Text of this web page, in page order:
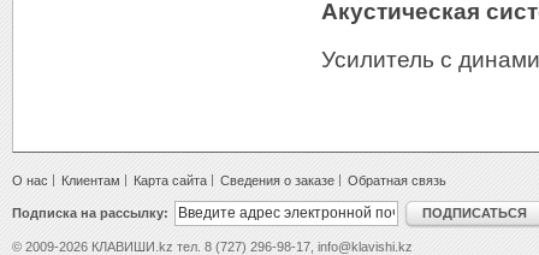
Акустическая
Усилитель с
О нас Клиентам Карта сайта Сведения о заказе Обратная связь
Подписка на рассылку: ПОДПИСАТЬСЯ
© 2009-2026 КЛАВИШИ.kz тел. 8 (727) 296-98-17, info@klavishi.kz